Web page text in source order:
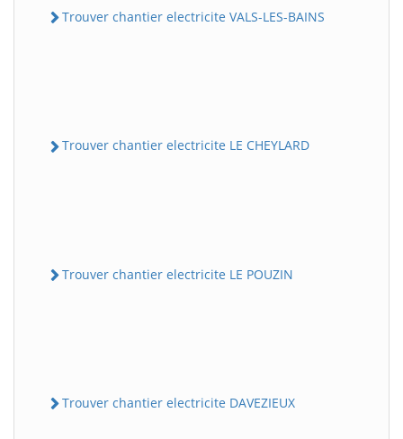
Trouver chantier electricite VALS-LES-BAINS
Trouver chantier electricite LE CHEYLARD
Trouver chantier electricite LE POUZIN
Trouver chantier electricite DAVEZIEUX